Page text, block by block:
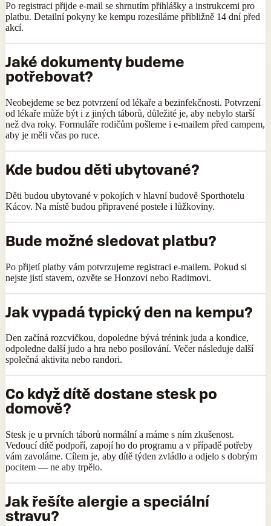
Po registraci přijde e-mail se shrnutím přihlášky a instrukcemi pro
platbu. Detailní pokyny ke kempu rozesíláme přibližně 14 dní před
akcí.
Jaké dokumenty budeme
potřebovat?
Neobejdeme se bez potvrzení od lékaře a bezinfekčnosti. Potvrzení
od lékaře může být i z jiných táborů, důležité je, aby nebylo starší
než dva roky. Formuláře rodičům pošleme i e-mailem před campem,
aby je měli včas po ruce.
Kde budou děti ubytované?
Děti budou ubytované v pokojích v hlavní budově Sporthotelu
Kácov. Na místě budou připravené postele i lůžkoviny.
Bude možné sledovat platbu?
Po přijetí platby vám potvrzujeme registraci e-mailem. Pokud si
nejste jistí stavem, ozvěte se Honzovi nebo Radimovi.
Jak vypadá typický den na kempu?
Den začíná rozcvičkou, dopoledne bývá trénink juda a kondice,
odpoledne další judo a hra nebo posilování. Večer následuje další
společná aktivita nebo randori.
Co když dítě dostane stesk po
domově?
Stesk je u prvních táborů normální a máme s ním zkušenost.
Vedoucí dítě podpoří, zapojí ho do programu a v případě potřeby
vám zavoláme. Cílem je, aby dítě týden zvládlo a odjelo s dobrým
pocitem — ne aby trpělo.
Jak řešíte alergie a speciální
stravu?